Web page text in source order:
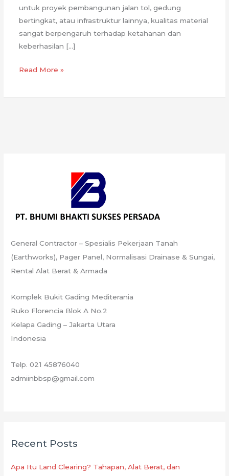
untuk proyek pembangunan jalan tol, gedung
bertingkat, atau infrastruktur lainnya, kualitas material
sangat berpengaruh terhadap ketahanan dan
keberhasilan […]
Quarry
Read More »
General Contractor – Spesialis Pekerjaan Tanah
(Earthworks), Pager Panel, Normalisasi Drainase & Sungai,
Rental Alat Berat & Armada
Komplek Bukit Gading Mediterania
Ruko Florencia Blok A No.2
Kelapa Gading – Jakarta Utara
Indonesia
Telp. 021 45876040
admiinbbsp@gmail.com
Recent Posts
Apa Itu Land Clearing? Tahapan, Alat Berat, dan